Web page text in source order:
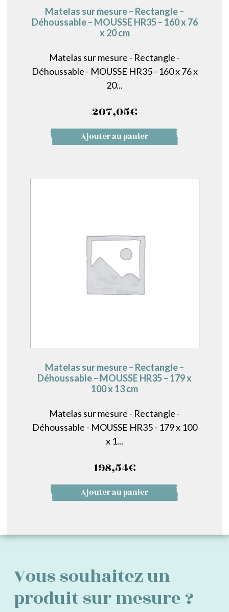
Matelas sur mesure – Rectangle –
Déhoussable – MOUSSE HR35 – 160 x 76
x 20 cm
Matelas sur mesure - Rectangle -
Déhoussable - MOUSSE HR35 - 160 x 76 x
20...
207,05€
Ajouter au panier
Matelas sur mesure – Rectangle –
Déhoussable – MOUSSE HR35 – 179 x
100 x 13 cm
Matelas sur mesure - Rectangle -
Déhoussable - MOUSSE HR35 - 179 x 100
x 1...
198,54€
Ajouter au panier
Vous souhaitez un
produit sur mesure ?